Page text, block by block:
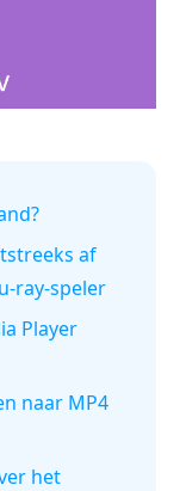
af
ray-speler
Player
naar MP4
het